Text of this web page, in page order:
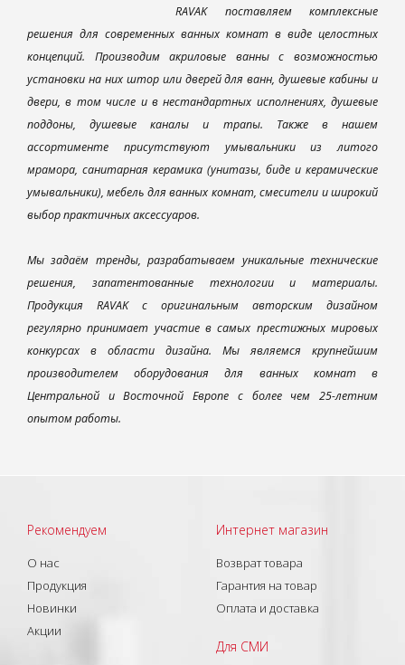
RAVAK поставляем комплексные
решения для современных ванных комнат в виде целостных
концепций. Производим акриловые ванны с возможностью
установки на них штор или дверей для ванн, душевые кабины и
двери, в том числе и в нестандартных исполнениях, душевые
поддоны, душевые каналы и трапы. Также в нашем
ассортименте присутствуют умывальники из литого
мрамора, санитарная керамика (унитазы, биде и керамические
умывальники), мебель для ванных комнат, смесители и широкий
выбор практичных аксессуаров.
Мы задаём тренды, разрабатываем уникальные технические
решения, запатентованные технологии и материалы.
Продукция RAVAK с оригинальным авторским дизайном
регулярно принимает участие в самых престижных мировых
конкурсах в области дизайна. Мы являемся крупнейшим
производителем оборудования для ванных комнат в
Центральной и Восточной Европе с более чем 25-летним
опытом работы.
Рекомендуем
О нас
Продукция
Новинки
Акции
Интернет магазин
Возврат товара
Гарантия на товар
Оплата и доставка
Для СМИ